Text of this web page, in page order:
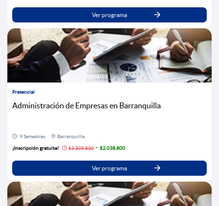
Ver programa
Presencial
Administración de Empresas en Barranquilla
9 Semestres Barranquilla
¡Inscripción gratuita! $3.305.800 - $2.038.800
Ver programa